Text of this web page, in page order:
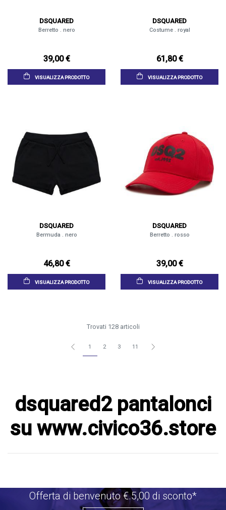
DSQUARED
Berretto . nero
39,00 €
VISUALIZZA PRODOTTO
DSQUARED
Costume . royal
61,80 €
VISUALIZZA PRODOTTO
DSQUARED
Bermuda . nero
46,80 €
VISUALIZZA PRODOTTO
DSQUARED
Berretto . rosso
39,00 €
VISUALIZZA PRODOTTO
Trovati 128 articoli
1 2 3 11
dsquared2 pantalonci
su www.civico36.store
Offerta di benvenuto €.5,00 di sconto*